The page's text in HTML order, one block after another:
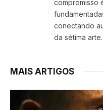
compromisso
conectando
da sétima arte.
MAIS ARTIGOS